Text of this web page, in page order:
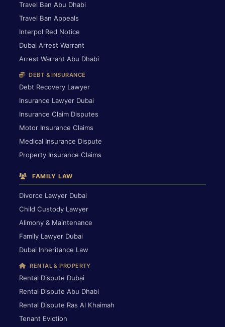
Travel Ban Abu Dhabi
Travel Ban Appeals
Interpol Red Notice
Dubai Arrest Warrant
Arrest Warrant Abu Dhabi
DEBT & INSURANCE
Debt Recovery Lawyer
Insurance Lawyer Dubai
Insurance Claim Disputes
Motor Insurance Claims
Medical Insurance Dispute
Property Insurance Claims
FAMILY LAW
Divorce Lawyer Dubai
Child Custody Lawyer
Alimony & Maintenance
Family Lawyer Dubai
Dubai Inheritance Law
RENTAL & PROPERTY
Rental Dispute Dubai
Rental Dispute Abu Dhabi
Rental Dispute Ras Al Khaimah
Tenant Eviction